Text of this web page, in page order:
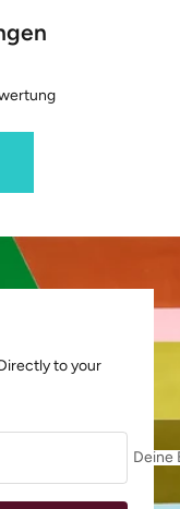
to your
Deine